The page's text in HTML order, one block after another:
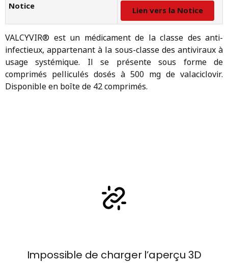
Notice
Lien vers la Notice
VALCYVIR® est un médicament de la classe des anti-
infectieux, appartenant à la sous-classe des antiviraux à
usage systémique. Il se présente sous forme de
comprimés pelliculés dosés à 500 mg de valaciclovir.
Disponible en boîte de 42 comprimés.